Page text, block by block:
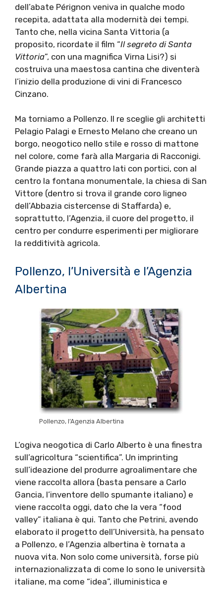
dell’abate Pérignon veniva in qualche modo
recepita, adattata alla modernità dei tempi.
Tanto che, nella vicina Santa Vittoria (a
proposito, ricordate il film “Il segreto di Santa
Vittoria”, con una magnifica Virna Lisi?) si
costruiva una maestosa cantina che diventerà
l’inizio della produzione di vini di Francesco
Cinzano.
Ma torniamo a Pollenzo. Il re sceglie gli architetti
Pelagio Palagi e Ernesto Melano che creano un
borgo, neogotico nello stile e rosso di mattone
nel colore, come farà alla Margaria di Racconigi.
Grande piazza a quattro lati con portici, con al
centro la fontana monumentale, la chiesa di San
Vittore (dentro si trova il grande coro ligneo
dell’Abbazia cistercense di Staffarda) e,
soprattutto, l’Agenzia, il cuore del progetto, il
centro per condurre esperimenti per migliorare
la redditività agricola.
Pollenzo, l’Università e l’Agenzia
Albertina
Pollenzo, l’Agenzia Albertina
L’ogiva neogotica di Carlo Alberto è una finestra
sull’agricoltura “scientifica”. Un imprinting
sull’ideazione del produrre agroalimentare che
viene raccolta allora (basta pensare a Carlo
Gancia, l’inventore dello spumante italiano) e
viene raccolta oggi, dato che la vera “food
valley” italiana è qui. Tanto che Petrini, avendo
elaborato il progetto dell’Università, ha pensato
a Pollenzo, e l’Agenzia albertina è tornata a
nuova vita. Non solo come università, forse più
internazionalizzata di come lo sono le università
italiane, ma come “idea”, illuministica e